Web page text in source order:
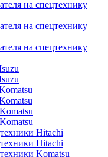
на спецтехнику
на спецтехнику
на спецтехнику
Hitachi
Hitachi
Komatsu